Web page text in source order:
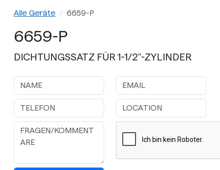
Alle Geräte 6659-P
6659-P
DICHTUNGSSATZ FÜR 1-1/2"-ZYLINDER